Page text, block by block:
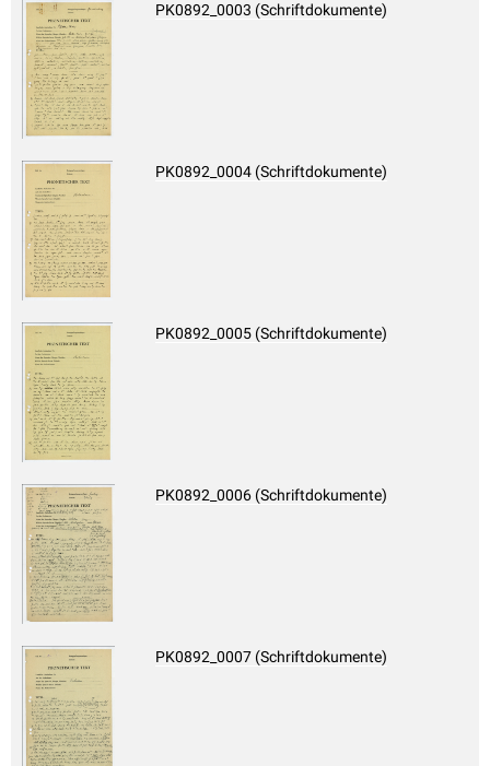
PK0892_0003 (Schriftdokumente)
PK0892_0004 (Schriftdokumente)
PK0892_0005 (Schriftdokumente)
PK0892_0006 (Schriftdokumente)
PK0892_0007 (Schriftdokumente)